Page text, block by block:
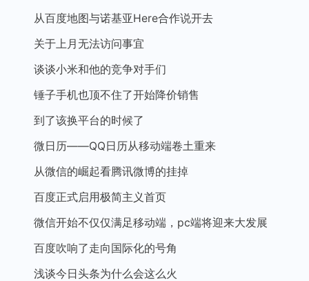
从百度地图与诺基亚Here合作说开去
关于上月无法访问事宜
谈谈小米和他的竞争对手们
锤子手机也顶不住了开始降价销售
到了该换平台的时候了
微日历——QQ日历从移动端卷土重来
从微信的崛起看腾讯微博的挂掉
百度正式启用极简主义首页
微信开始不仅仅满足移动端，pc端将迎来大发展
百度吹响了走向国际化的号角
浅谈今日头条为什么会这么火